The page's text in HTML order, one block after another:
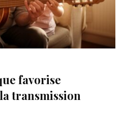
favorise
transmission